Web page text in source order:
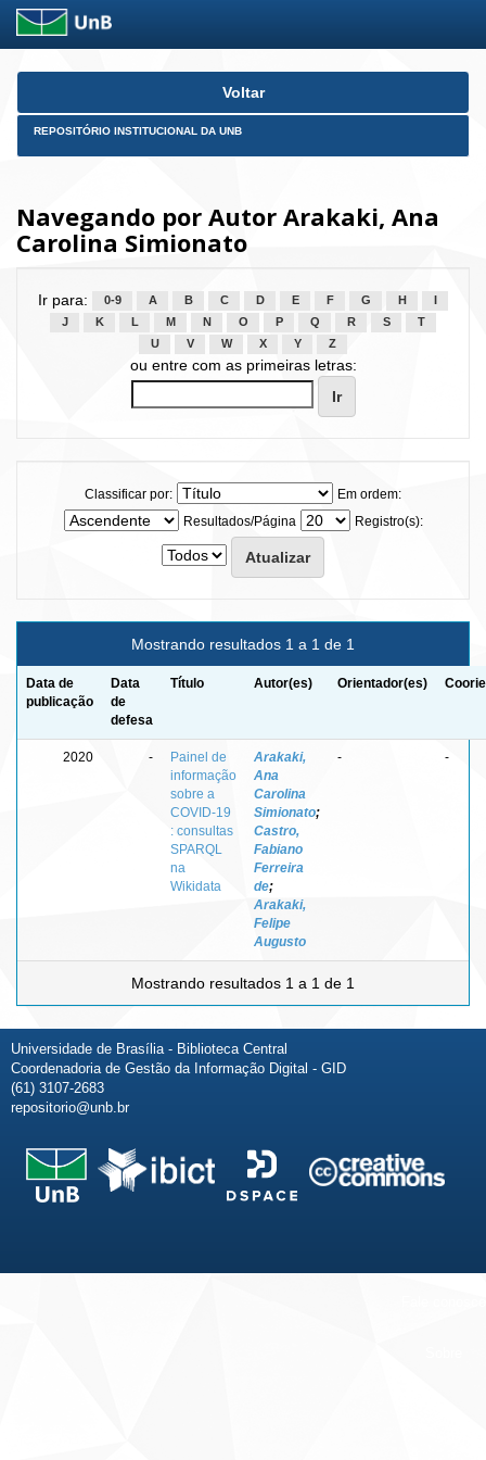
Skip
Voltar
REPOSITÓRIO INSTITUCIONAL DA UNB
Navegando por Autor Arakaki, Ana
Carolina Simionato
Ir para: 0-9 A B C D E F G H
J
K L M N O P Q R S
T
U
V W X Y Z
ou entre com as primeiras letras:
Classificar por:
Em ordem:
Resultados/Página
Registro(s):
Mostrando resultados 1 a 1 de 1
Data de
publicação
Data
de
defesa
Título Autor(es) Orientador(es)
2020 -
Painel de
informação
sobre a
COVID-19
: consultas
SPARQL
na
Wikidata
Arakaki,
Ana
Carolina
Simionato;
Castro,
Fabiano
Ferreira
de;
Arakaki,
Felipe
Augusto
- -
Mostrando resultados 1 a 1 de 1
Universidade de Brasília - Biblioteca Central
Coordenadoria de Gestão da Informação Digital - GID
(61) 3107-2683
repositorio@unb.br